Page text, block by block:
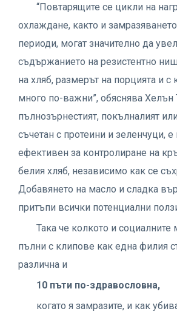
“Повтарящите се цикли на
охлаждане, както и
периоди, могат значително да
съдържанието на резистентно
на хляб, размерът на порцията и с
много по-важни”, обяснява Хелън
пълнозърнестият, покълналият
съчетан с протеини и зеленчуци,
ефективен за контролиране на
белия хляб, независимо как се
Добавянето на масло и сладка
притъпи всички потенциални
Така че колкото и
пълни с клипове как една филия
различна и
10 пъти по-здравословна,
когато я замразите, и как